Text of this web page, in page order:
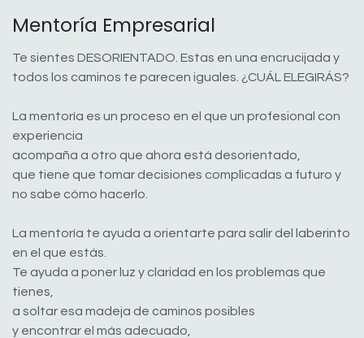
Mentoría Empresarial
Te sientes DESORIENTADO. Estas en una encrucijada y
todos los caminos te parecen iguales. ¿CUÁL ELEGIRÁS?
La mentoría es un proceso en el que un profesional con
experiencia
acompaña a otro que ahora está desorientado,
que tiene que tomar decisiones complicadas a futuro y
no sabe cómo hacerlo.
La mentoría te ayuda a orientarte para salir del laberinto
en el que estás.
Te ayuda a poner luz y claridad en los problemas que
tienes,
a soltar esa madeja de caminos posibles
y encontrar el más adecuado,